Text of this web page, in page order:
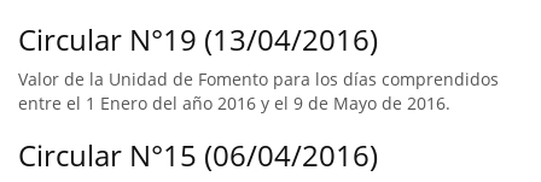
Circular N°19 (13/04/2016)
Valor de la Unidad de Fomento para los días comprendidos
entre el 1 Enero del año 2016 y el 9 de Mayo de 2016.
Circular N°15 (06/04/2016)